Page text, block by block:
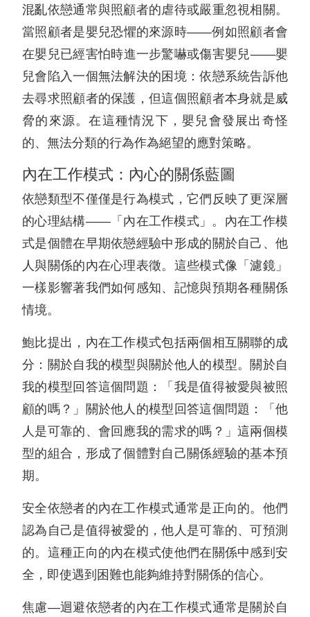
混亂依戀通常與照顧者的虐待或嚴重忽視相關。
當照顧者是嬰兒恐懼的來源時——例如照顧者會
在嬰兒已經害怕時進一步驚嚇或傷害嬰兒——嬰
兒會陷入一個無法解決的困境：依戀系統告訴他
去尋求照顧者的保護，但這個照顧者本身就是威
脅的來源。在這種情況下，嬰兒會發展出奇怪
的、無法分類的行為作為絕望的應對策略。
內在工作模式：內心的關係藍圖
依戀類型不僅僅是行為模式，它們反映了更深層
的心理結構——「內在工作模式」。內在工作模
式是個體在早期依戀經驗中形成的關於自己、他
人與關係的內在心理表徵。這些模式像「濾鏡」
一樣影響著我們如何感知、記憶與預期各種關係
情境。
鮑比提出，內在工作模式包括兩個相互關聯的成
分：關於自我的模型與關於他人的模型。關於自
我的模型回答這個問題：「我是值得被愛與被照
顧的嗎？」關於他人的模型回答這個問題：「他
人是可靠的、會回應我的需求的嗎？」這兩個模
型的組合，形成了個體對自己關係經驗的基本預
期。
安全依戀者的內在工作模式通常是正向的。他們
認為自己是值得被愛的，他人是可靠的、可預測
的。這種正向的內在模式使他們在關係中感到安
全，即使遇到困難也能夠維持對關係的信心。
焦慮—迴避依戀者的內在工作模式通常是關於自